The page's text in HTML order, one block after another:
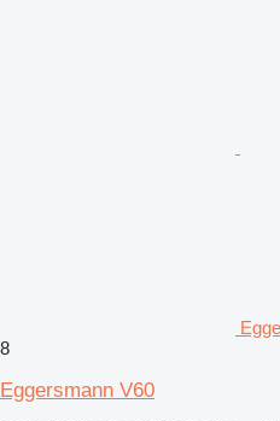
8
Eggersmann V60